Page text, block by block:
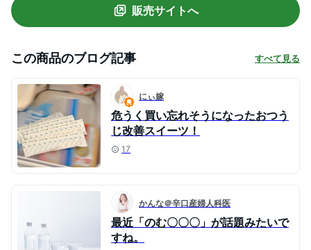
シリカ
販売サイトへ
この商品のブログ記事 すべて見る
にぃ嫁
危うく買い忘れそうになったおつう
じ改善スイーツ！
17
かんな＠辛口産婦人科医
最近「のむ〇〇〇」が話題みたいで
すね。